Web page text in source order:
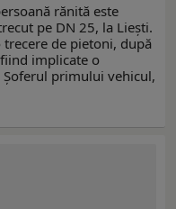
rănită este
pe DN 25, la Liești.
de pietoni, după
implicate o
primului vehicul,